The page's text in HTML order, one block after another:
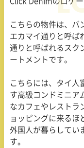
こちらの物件は、バ
エカマイ通りと呼ば
通りと呼ばれるスク
ートメントです。
こちらには、タイ人
す高級コンドミニア
なカフェやレストラ
ョッピングに来るほ
外国人が暮らしてい
す。